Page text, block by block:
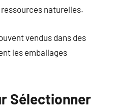
naturelles.
vendus dans des
les emballages
Sélectionner